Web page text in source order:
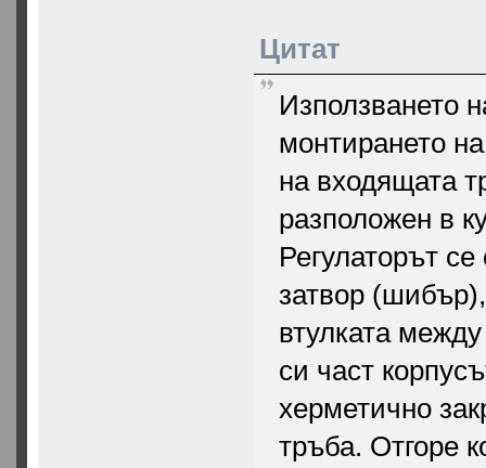
Цитат
Използването
монтирането
на входящата
разположен в
Регулаторът
затвор
втулката
си част
херметично
тръба. Отгоре